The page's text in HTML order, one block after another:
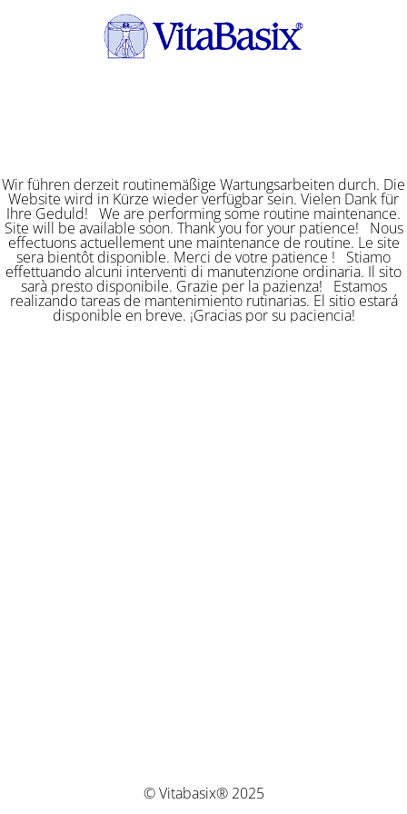
Wir führen derzeit routinemäßige Wartungsarbeiten durch. Die
Website wird in Kürze wieder verfügbar sein. Vielen Dank für
Ihre Geduld! We are performing some routine maintenance.
Site will be available soon. Thank you for your patience! Nous
effectuons actuellement une maintenance de routine. Le site
sera bientôt disponible. Merci de votre patience ! Stiamo
effettuando alcuni interventi di manutenzione ordinaria. Il sito
sarà presto disponibile. Grazie per la pazienza! Estamos
realizando tareas de mantenimiento rutinarias. El sitio estará
disponible en breve. ¡Gracias por su paciencia!
© Vitabasix® 2025